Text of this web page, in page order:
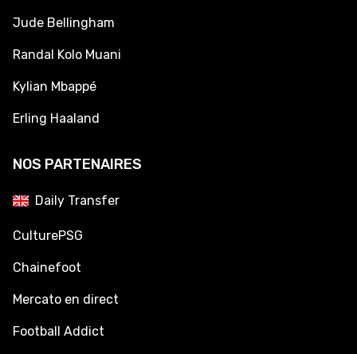
Jude Bellingham
Randal Kolo Muani
Kylian Mbappé
Erling Haaland
NOS PARTENAIRES
Daily Transfer
CulturePSG
Chainefoot
Mercato en direct
Football Addict